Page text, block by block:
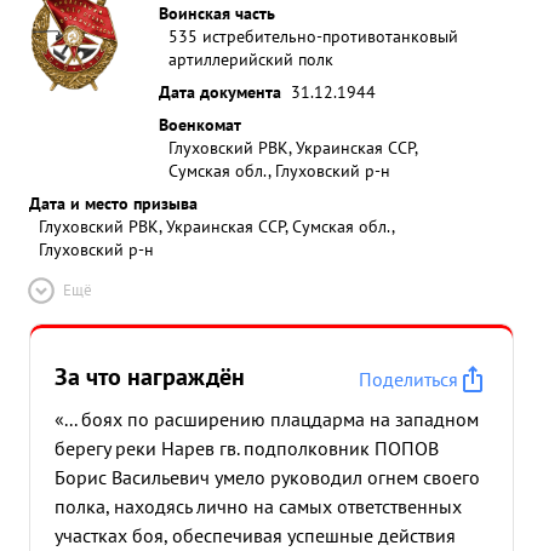
Воинская часть
535 истребительно-противотанковый
артиллерийский полк
Дата документа 31.12.1944
Военкомат
Глуховский РВК, Украинская ССР,
Сумская обл., Глуховский р-н
Дата и место призыва
Глуховский РВК, Украинская ССР, Сумская обл.,
Глуховский р-н
Ещё
За что награждён
Поделиться
«... боях по расширению плацдарма на западном
берегу реки Нарев гв. подполковник ПОПОВ
Борис Васильевич умело руководил огнем своего
полка, находясь лично на самых ответственных
участках боя, обеспечивая успешные действия